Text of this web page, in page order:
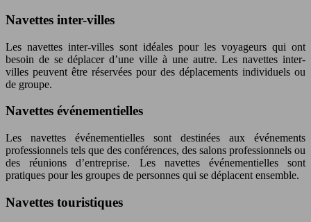
Navettes inter-villes
Les navettes inter-villes sont idéales pour les voyageurs qui ont
besoin de se déplacer d’une ville à une autre. Les navettes inter-
villes peuvent être réservées pour des déplacements individuels ou
de groupe.
Navettes événementielles
Les navettes événementielles sont destinées aux événements
professionnels tels que des conférences, des salons professionnels ou
des réunions d’entreprise. Les navettes événementielles sont
pratiques pour les groupes de personnes qui se déplacent ensemble.
Navettes touristiques